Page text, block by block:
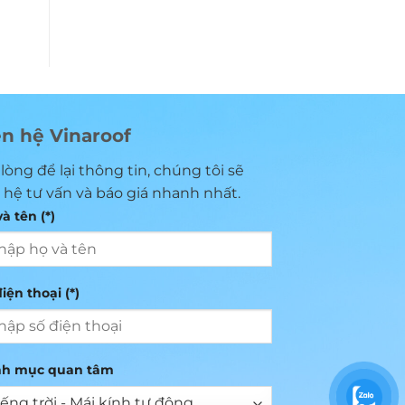
hệ Vinaroof
để lại thông tin, chúng tôi sẽ
hệ tư vấn và báo giá nhanh nhất.
tên (*)
thoại (*)
mục quan tâm